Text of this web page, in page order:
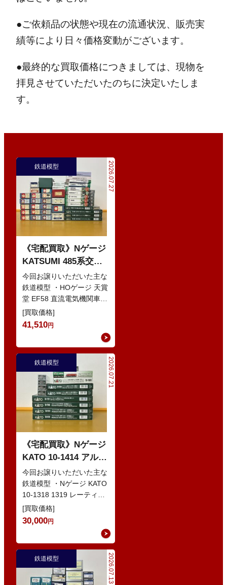
●ご依頼品の状態や現在の流通状況、販売実
績等により日々価格変動がございます。
●最終的な買取価格につきましては、現物を
拝見させていただいたのちに決定いたしま
す。
2026.07.27
鉄道模型
《宅配買取》Nゲージ
KATSUMI 485系交直
流特急型電車 などの
鉄道模型
今回お譲りいただいた主な
鉄道模型 ・HOゲージ 天賞
堂 EF58 直流電気機関車
・Nゲージ KATO 10-386
285系0番…
[買取価格]
41,510円
2026.07.21
鉄道模型
《宅配買取》Nゲージ
KATO 10-1414 アルプ
スの赤い客車 EWI な
どの鉄道模型
今回お譲りいただいた主な
鉄道模型 ・Nゲージ KATO
10-1318 1319 レーティッ
シュ鉄道 ベルニナ急行 ・
Nゲージ K…
[買取価格]
30,000円
2026.07.13
鉄道模型